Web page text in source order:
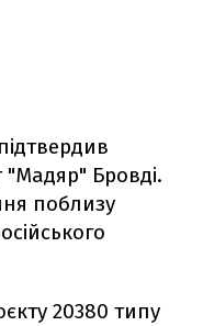
"Мадяр" Бровді.
поблизу
20380 типу